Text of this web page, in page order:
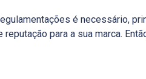
é necessário,
para a sua marca.